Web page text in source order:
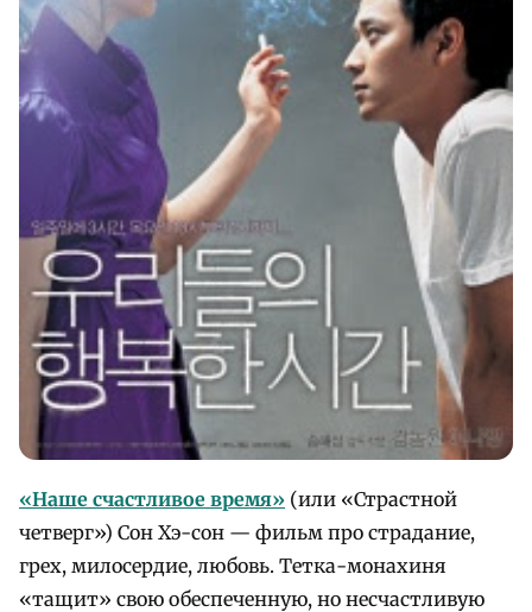
«Наше счастливое время» (или «Страстной
четверг») Сон Хэ-сон — фильм про страдание,
грех, милосердие, любовь. Тетка-монахиня
«тащит» свою обеспеченную, но несчастливую